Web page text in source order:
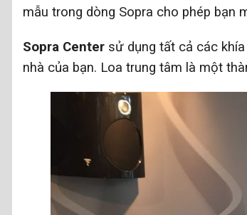
mẫu trong dòng Sopra cho phép bạn
Sopra Center sử dụng tất cả các
nhà của bạn. Loa trung tâm là một